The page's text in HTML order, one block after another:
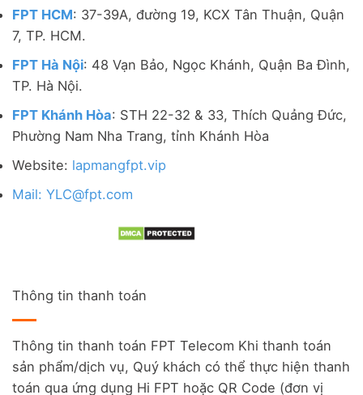
FPT HCM: 37-39A, đường 19, KCX Tân Thuận, Quận
7, TP. HCM.
FPT Hà Nội: 48 Vạn Bảo, Ngọc Khánh, Quận Ba Đình,
TP. Hà Nội.
FPT Khánh Hòa: STH 22-32 & 33, Thích Quảng Đức,
Phường Nam Nha Trang, tỉnh Khánh Hòa
Website: lapmangfpt.vip
Mail: YLC@fpt.com
Thông tin thanh toán
Thông tin thanh toán FPT Telecom Khi thanh toán
sản phẩm/dịch vụ, Quý khách có thể thực hiện thanh
toán qua ứng dụng Hi FPT hoặc QR Code (đơn vị